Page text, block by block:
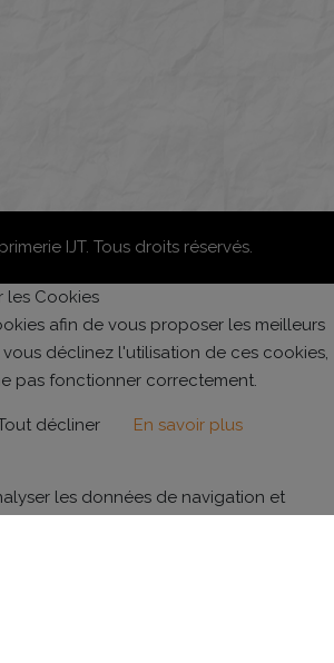
IJT. Tous droits réservés.
les Cookies
afin de vous proposer les meilleurs
vous déclinez l'utilisation de ces cookies,
pas fonctionner correctement.
décliner En savoir plus
les données de navigation et